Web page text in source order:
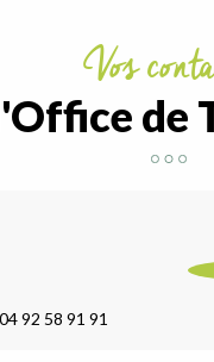
Vos
de
04 92 58 91 91